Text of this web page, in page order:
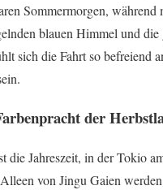
Sommermorgen, während
blauen Himmel und
sich die Fahrt so befreiend
der
die Jahreszeit, in der Tokio
von Jingu Gaien